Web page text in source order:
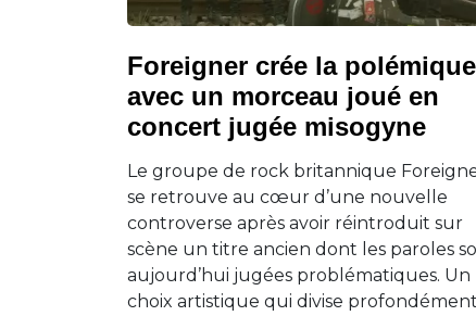
Foreigner crée la polémique
avec un morceau joué en
concert jugée misogyne
Le groupe de rock britannique
se retrouve au cœur d’une nouvelle
controverse après avoir réintroduit sur
scène un titre ancien dont les paroles
aujourd’hui jugées problématiques. Un
choix artistique qui divise